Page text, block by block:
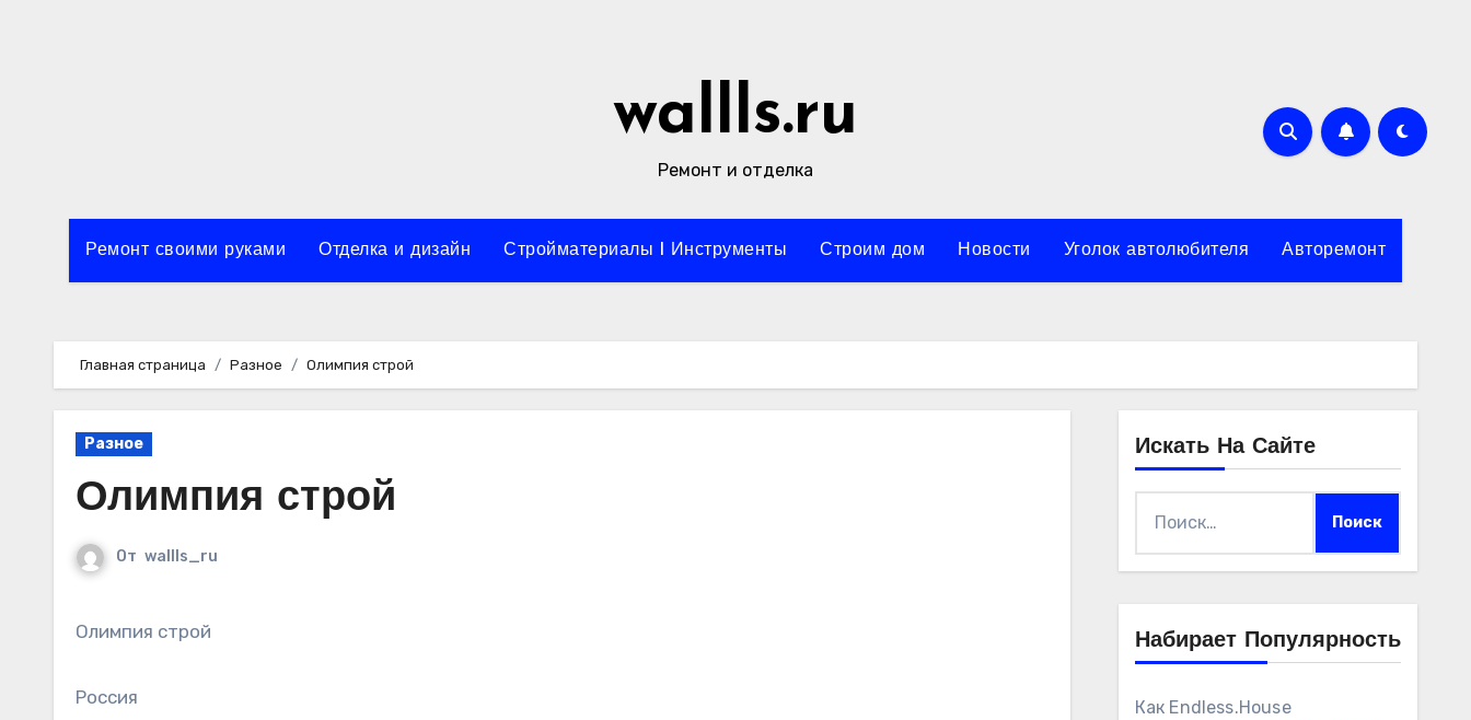
wallls.ru
Ремонт и отделка
Ремонт своими руками Отделка и дизайн Стройматериалы l Инструменты Строим дом Новости Уголок автолюбителя Авторемонт
Главная страница Разное Олимпия строй
Разное
Олимпия строй
От wallls_ru
Олимпия строй
Россия
Искать На Сайте
Набирает Популярность
Как Endless.House